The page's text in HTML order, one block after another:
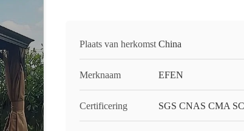
Plaats van herkomst China
Merknaam EFEN
Certificering SGS CNAS CMA